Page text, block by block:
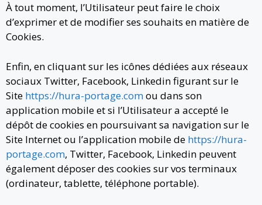
À tout moment, l’Utilisateur peut faire le choix
d’exprimer et de modifier ses souhaits en matière de
Cookies.
Enfin, en cliquant sur les icônes dédiées aux réseaux
sociaux Twitter, Facebook, Linkedin figurant sur le
Site https://hura-portage.comou dans son
application mobile et si l’Utilisateur a accepté le
dépôt de cookies en poursuivant sa navigation sur le
Site Internet ou l’application mobile de https://hura-
portage.com, Twitter, Facebook, Linkedin peuvent
également déposer des cookies sur vos terminaux
(ordinateur, tablette, téléphone portable).